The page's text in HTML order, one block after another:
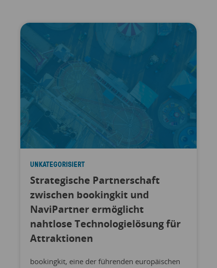
UNKATEGORISIERT
Strategische Partnerschaft
zwischen bookingkit und
NaviPartner ermöglicht
nahtlose Technologielösung für
Attraktionen
bookingkit, eine der führenden europäischen